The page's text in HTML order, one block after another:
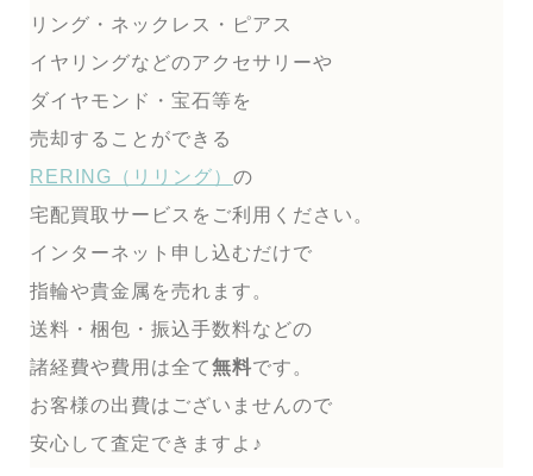
リング・ネックレス・ピアス
イヤリングなどのアクセサリーや
ダイヤモンド・宝石等を
売却することができる
RERING（リリング） の
宅配買取サービスをご利用ください。
インターネット申し込むだけで
指輪や貴金属を売れます。
送料・梱包・振込手数料などの
諸経費や費用は全て無料です。
お客様の出費はございませんので
安心して査定できますよ♪